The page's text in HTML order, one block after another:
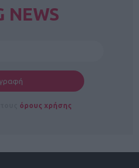
NEWS
όρους χρήσης